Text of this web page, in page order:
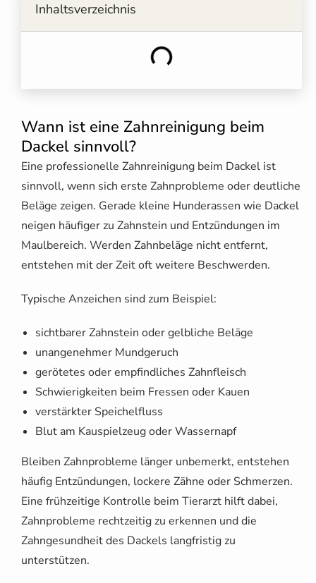
Inhaltsverzeichnis
Wann ist eine Zahnreinigung beim
Dackel sinnvoll?
Eine professionelle Zahnreinigung beim Dackel ist
sinnvoll, wenn sich erste Zahnprobleme oder deutliche
Beläge zeigen. Gerade kleine Hunderassen wie Dackel
neigen häufiger zu Zahnstein und Entzündungen im
Maulbereich. Werden Zahnbeläge nicht entfernt,
entstehen mit der Zeit oft weitere Beschwerden.
Typische Anzeichen sind zum Beispiel:
sichtbarer Zahnstein oder gelbliche Beläge
unangenehmer Mundgeruch
gerötetes oder empfindliches Zahnfleisch
Schwierigkeiten beim Fressen oder Kauen
verstärkter Speichelfluss
Blut am Kauspielzeug oder Wassernapf
Bleiben Zahnprobleme länger unbemerkt, entstehen
häufig Entzündungen, lockere Zähne oder Schmerzen.
Eine frühzeitige Kontrolle beim Tierarzt hilft dabei,
Zahnprobleme rechtzeitig zu erkennen und die
Zahngesundheit des Dackels langfristig zu
unterstützen.